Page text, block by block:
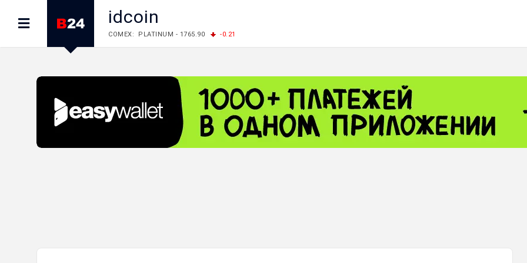
idcoin
COMEX: PLATINUM - 1765.90
-0.21
LME: ALUMINIUM - 3184.00
-0.27 COPPER - 13791.00
-0.12
FOREX: USD/JPY - 157.68
FOREX: EUR/USD - 1.1548
+0.11 GBP/USD - 1.3459
+0.04
STOCKS RUS: RTSI - 895.93
+1.68
STOCKS US: DOW JONES - 54349.12
+0.49 NASDAQ - 26363.44
-0.83
STOCKS US: S&P 500 - 7723.55
-0.17
STOCKS JAPAN: NIKKEI - 66300.44
+3.66 TOPIX - 4046.17